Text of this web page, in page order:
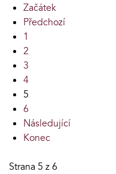
Začátek
Předchozí
1
2
3
4
5
6
Následující
Konec
Strana 5 z 6